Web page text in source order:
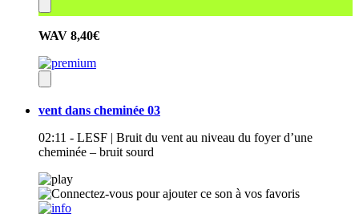
WAV 8,40€
vent dans cheminée 03
02:11 - LESF | Bruit du vent au niveau du foyer d’une
cheminée – bruit sourd